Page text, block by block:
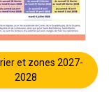
et zones 2027-
2028